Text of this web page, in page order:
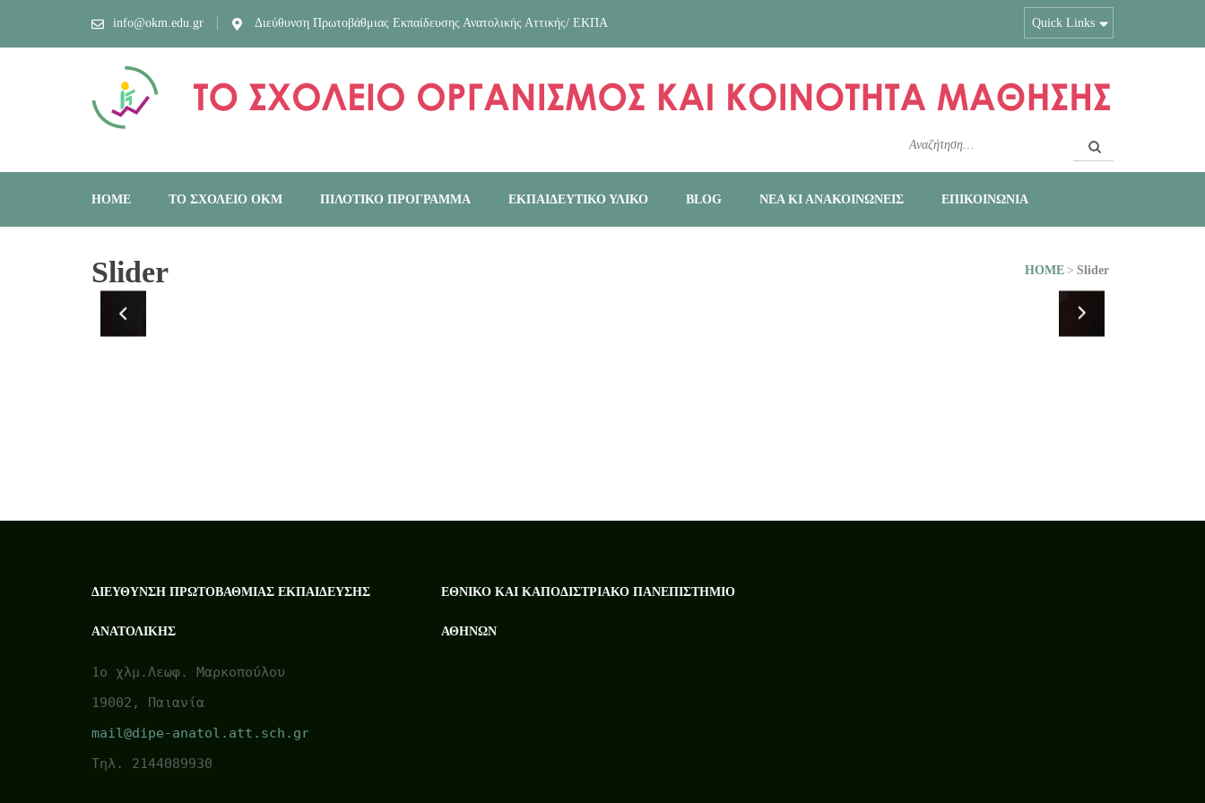
info@okm.edu.gr Διεύθυνση Πρωτοβάθμιας Εκπαίδευσης Ανατολικής Αττικής/ ΕΚΠΑ Quick Links
Αναζήτηση
για:
HOME ΤΟ ΣΧΟΛΕΙΟ ΟΚΜ ΠΙΛΟΤΙΚΟ ΠΡΟΓΡΑΜΜΑ ΕΚΠΑΙΔΕΥΤΙΚΌ ΥΛΙΚΌ BLOG ΝΕΑ ΚΙ ΑΝΑΚΟΙΝΩΝΕΙΣ ΕΠΙΚΟΙΝΩΝΙΑ
Slider HOME > Slider
ΔΙΕΎΘΥΝΣΗ ΠΡΩΤΟΒΆΘΜΙΑΣ ΕΚΠΑΊΔΕΥΣΗΣ
ΑΝΑΤΟΛΙΚΉΣ
1ο χλμ.Λεωφ. Μαρκοπούλου
19002, Παιανία
mail@dipe-anatol.att.sch.gr
Τηλ. 2144089930
ΕΘΝΙΚΌ ΚΑΙ ΚΑΠΟΔΙΣΤΡΙΑΚΌ ΠΑΝΕΠΙΣΤΉΜΙΟ
ΑΘΗΝΏΝ